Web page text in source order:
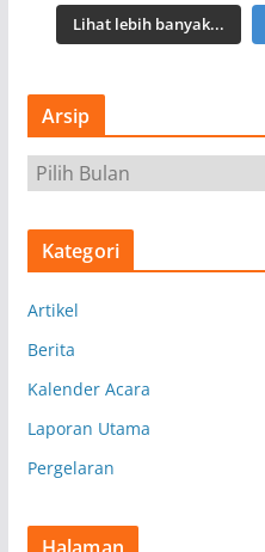
Lihat lebih banyak...
Arsip
r
s
Kategori
Artikel
Berita
Kalender Acara
Laporan Utama
Pergelaran